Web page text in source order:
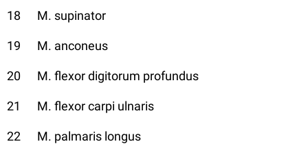
18 M. supinator
19 M. anconeus
20 M. flexor digitorum profundus
21 M. flexor carpi ulnaris
22 M. palmaris longus